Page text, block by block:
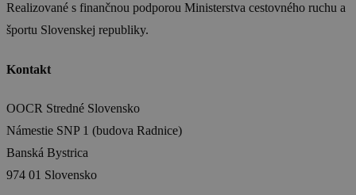
Realizované s finančnou podporou Ministerstva cestovného ruchu a
športu Slovenskej republiky.
Kontakt
OOCR Stredné Slovensko
Námestie SNP 1 (budova Radnice)
Banská Bystrica
974 01 Slovensko